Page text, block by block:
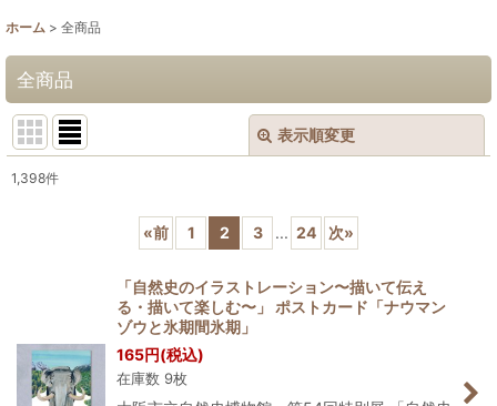
ホーム > 全商品
全商品
表示順変更
絞り込む
1,398件
«前 1 2 3 ... 24 次»
「自然史のイラストレーション〜描いて伝え
る・描いて楽しむ〜」 ポストカード「ナウマン
ゾウと氷期間氷期」
165円(税込)
在庫数 9枚